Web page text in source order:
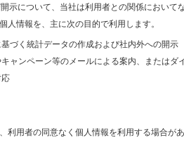
示について、当社は利用者との関係において
人情報を、主に次の目的で利用します。
づく統計データの作成および社内外への開示
ャンペーン等のメールによる案内、またはダ
利用者の同意なく個人情報を利用する場合があ